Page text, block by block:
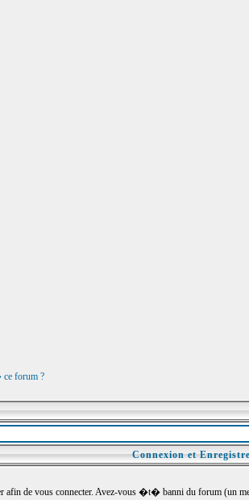
forum ?
Connexion et
de vous connecter. Avez-vous �t� banni du forum (un